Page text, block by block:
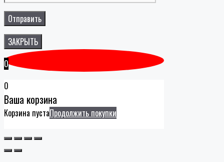
ЗАКРЫТЬ
0
0
Ваша корзина
Корзина пустаПродолжить покупки